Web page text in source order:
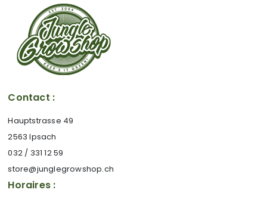
Contact :
Hauptstrasse 49
2563 Ipsach
032 / 331 12 59
store@junglegrowshop.ch
Horaires :